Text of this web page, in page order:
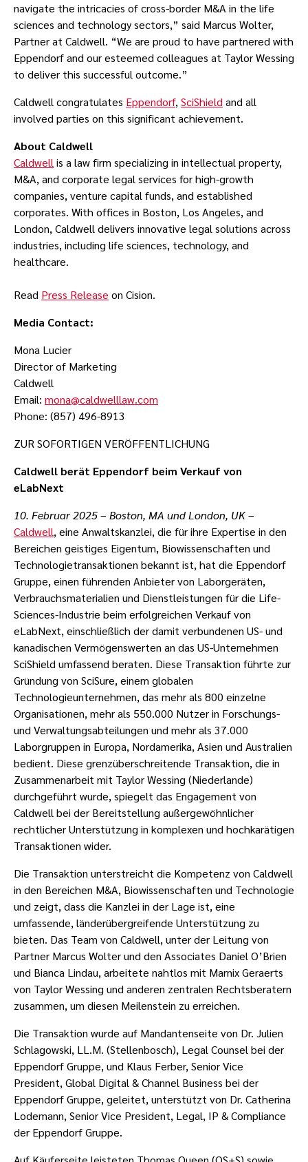
navigate the intricacies of cross-border M&A in the life
sciences and technology sectors,” said Marcus Wolter,
Partner at Caldwell. “We are proud to have partnered with
Eppendorf and our esteemed colleagues at Taylor Wessing
to deliver this successful outcome.”
Caldwell congratulates Eppendorf, SciShield and all
involved parties on this significant achievement.
About Caldwell
Caldwell is a law firm specializing in intellectual property,
M&A, and corporate legal services for high-growth
companies, venture capital funds, and established
corporates. With offices in Boston, Los Angeles, and
London, Caldwell delivers innovative legal solutions across
industries, including life sciences, technology, and
healthcare.
Read Press Release on Cision.
Media Contact:
Mona Lucier
Director of Marketing
Caldwell
Email: mona@caldwelllaw.com
Phone: (857) 496-8913
ZUR SOFORTIGEN VERÖFFENTLICHUNG
Caldwell berät Eppendorf beim Verkauf von
eLabNext
10. Februar 2025 – Boston, MA und London, UK–
Caldwell, eine Anwaltskanzlei, die für ihre Expertise in den
Bereichen geistiges Eigentum, Biowissenschaften und
Technologietransaktionen bekannt ist, hat die Eppendorf
Gruppe, einen führenden Anbieter von Laborgeräten,
Verbrauchsmaterialien und Dienstleistungen für die Life-
Sciences-Industrie beim erfolgreichen Verkauf von
eLabNext, einschließlich der damit verbundenen US- und
kanadischen Vermögenswerten an das US-Unternehmen
SciShield umfassend beraten. Diese Transaktion führte zur
Gründung von SciSure, einem globalen
Technologieunternehmen, das mehr als 800 einzelne
Organisationen, mehr als 550.000 Nutzer in Forschungs-
und Verwaltungsabteilungen und mehr als 37.000
Laborgruppen in Europa, Nordamerika, Asien und Australien
bedient. Diese grenzüberschreitende Transaktion, die in
Zusammenarbeit mit Taylor Wessing (Niederlande)
durchgeführt wurde, spiegelt das Engagement von
Caldwell bei der Bereitstellung außergewöhnlicher
rechtlicher Unterstützung in komplexen und hochkarätigen
Transaktionen wider.
Die Transaktion unterstreicht die Kompetenz von Caldwell
in den Bereichen M&A, Biowissenschaften und Technologie
und zeigt, dass die Kanzlei in der Lage ist, eine
umfassende, länderübergreifende Unterstützung zu
bieten. Das Team von Caldwell, unter der Leitung von
Partner Marcus Wolter und den Associates Daniel O’Brien
und Bianca Lindau, arbeitete nahtlos mit Marnix Geraerts
von Taylor Wessing und anderen zentralen Rechtsberatern
zusammen, um diesen Meilenstein zu erreichen.
Die Transaktion wurde auf Mandantenseite von Dr. Julien
Schlagowski, LL.M. (Stellenbosch), Legal Counsel bei der
Eppendorf Gruppe, und Klaus Ferber, Senior Vice
President, Global Digital & Channel Business bei der
Eppendorf Gruppe, geleitet, unterstützt von Dr. Catherina
Lodemann, Senior Vice President, Legal, IP & Compliance
der Eppendorf Gruppe.